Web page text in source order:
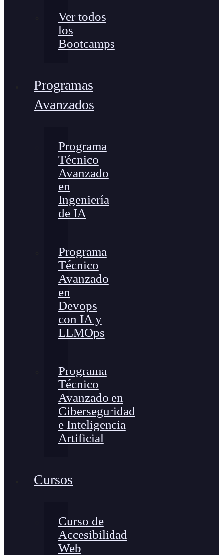
Ver todos
los
Bootcamps
Programas
Avanzados
Programa
Técnico
Avanzado
en
Ingeniería
de IA
Programa
Técnico
Avanzado
en
Devops
con IA y
LLMOps
Programa
Técnico
Avanzado en
Ciberseguridad
e Inteligencia
Artificial
Cursos
Curso de
Accesibilidad
Web